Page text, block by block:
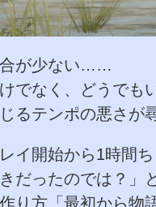
合が少ない……
でなく、どうでも
るテンポの悪さが
イ開始から1時間
だったのでは？
り方「最初から物